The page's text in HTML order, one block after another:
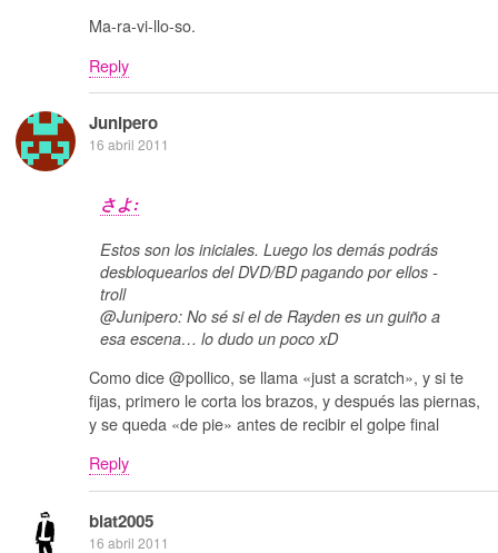
Ma-ra-vi-llo-so.
Reply
Junipero
16 abril 2011
さよ:
Estos son los iniciales. Luego los demás podrás
desbloquearlos del DVD/BD pagando por ellos -
troll
@Junipero: No sé si el de Rayden es un guiño a
esa escena… lo dudo un poco xD
Como dice @pollico, se llama «just a scratch», y si te
fijas, primero le corta los brazos, y después las piernas,
y se queda «de pie» antes de recibir el golpe final
Reply
blat2005
16 abril 2011